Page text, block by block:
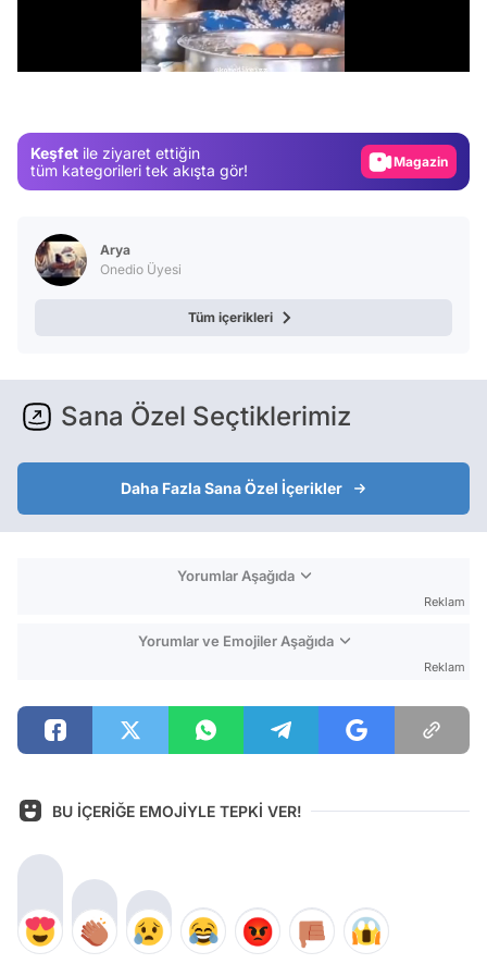
Keşfet ile ziyaret ettiğin
tüm kategorileri tek akışta gör!
Video
Arya
Onedio Üyesi
Tüm içerikleri
Sana Özel Seçtiklerimiz
Daha Fazla Sana Özel İçerikler
Yorumlar Aşağıda
Reklam
Yorumlar ve Emojiler Aşağıda
Reklam
BU İÇERİĞE EMOJİYLE TEPKİ VER!